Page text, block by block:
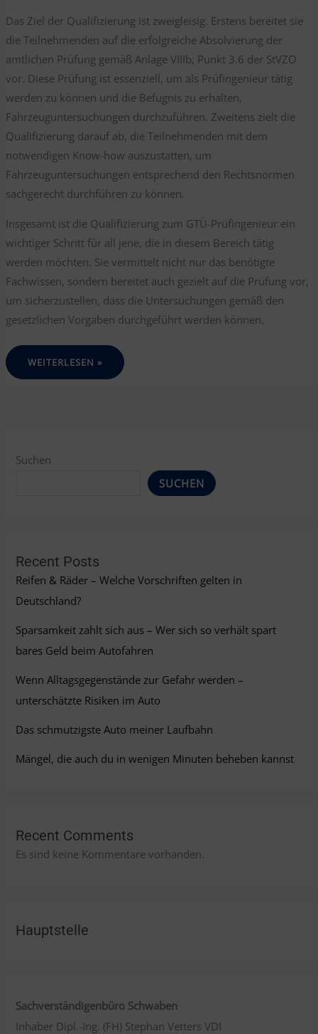
Das Ziel der Qualifizierung ist zweigleisig. Erstens bereitet sie
die Teilnehmenden auf die erfolgreiche Absolvierung der
amtlichen Prüfung gemäß Anlage VIIIb, Punkt 3.6 der StVZO
vor. Diese Prüfung ist essenziell, um als Prüfingenieur tätig
werden zu können und die Befugnis zu erhalten,
Fahrzeuguntersuchungen durchzuführen. Zweitens zielt die
Qualifizierung darauf ab, die Teilnehmenden mit dem
notwendigen Know-how auszustatten, um
Fahrzeuguntersuchungen entsprechend den Rechtsnormen
sachgerecht durchführen zu können.
Insgesamt ist die Qualifizierung zum GTÜ-Prüfingenieur ein
wichtiger Schritt für all jene, die in diesem Bereich tätig
werden möchten. Sie vermittelt nicht nur das benötigte
Fachwissen, sondern bereitet auch gezielt auf die Prüfung vor,
um sicherzustellen, dass die Untersuchungen gemäß den
gesetzlichen Vorgaben durchgeführt werden können.
DIE
QUALIFIZIERUNG
ZUR
WEITERLESEN »
Suchen
SUCHEN
Recent Posts
Reifen & Räder – Welche Vorschriften gelten in
Deutschland?
Sparsamkeit zahlt sich aus – Wer sich so verhält spart
bares Geld beim Autofahren
Wenn Alltagsgegenstände zur Gefahr werden –
unterschätzte Risiken im Auto
Das schmutzigste Auto meiner Laufbahn
Mängel, die auch du in wenigen Minuten beheben kannst
Recent Comments
Es sind keine Kommentare vorhanden.
Hauptstelle
Sachverständigenbüro Schwaben
Inhaber Dipl.-Ing. (FH) Stephan Vetters VDI